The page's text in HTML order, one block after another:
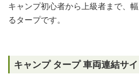
キャンプ初心者から上級者まで、
るタープです。
キャンプ タープ 車両連結サ